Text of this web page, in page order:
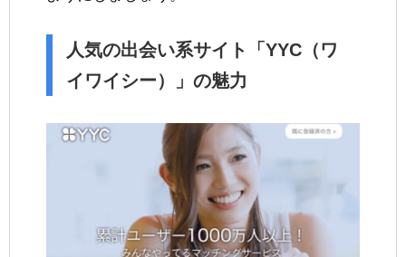
人気の出会い系サイト「YYC（ワ
イワイシー）」の魅力